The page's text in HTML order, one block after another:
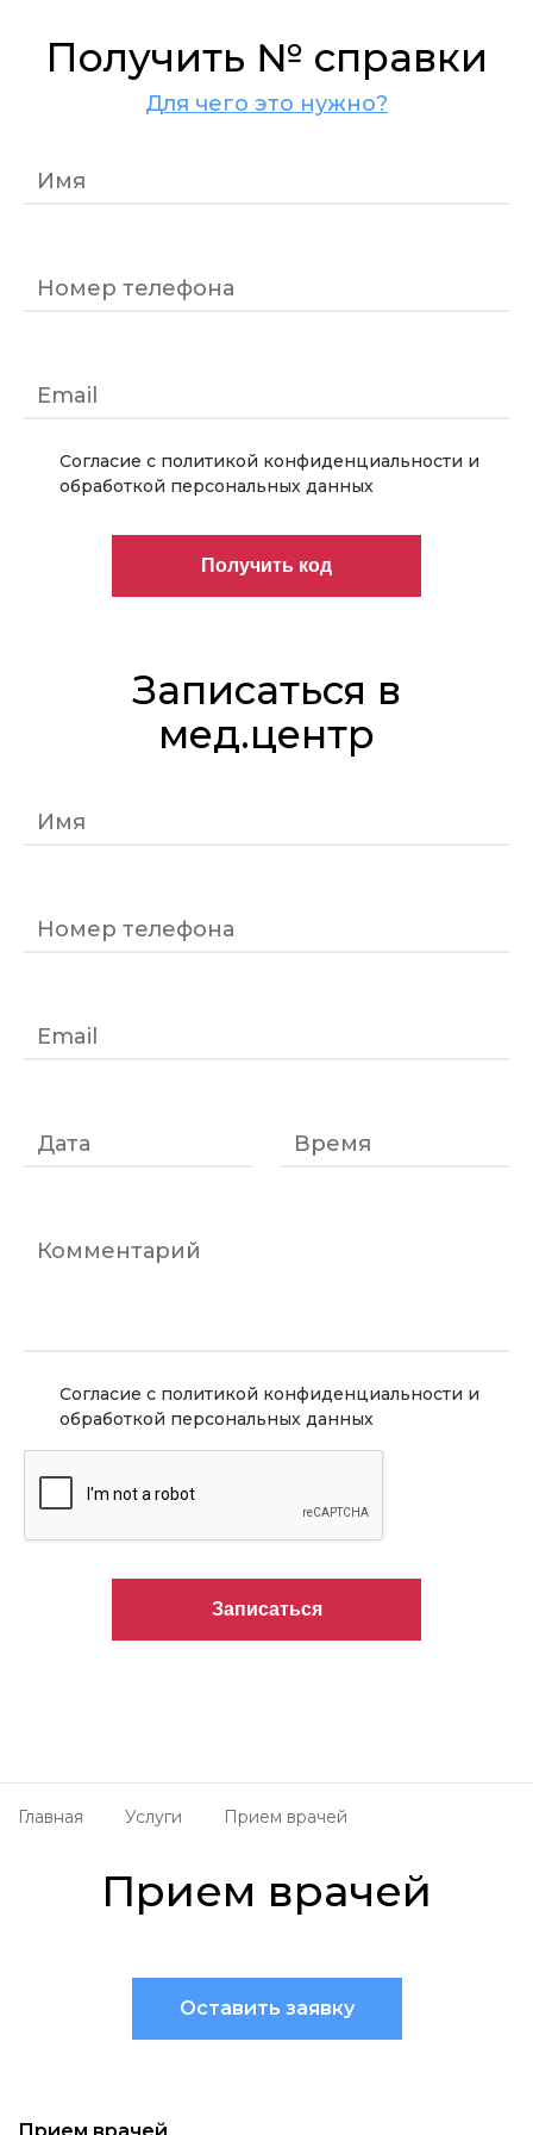
Получить № справки
Для чего это нужно?
Имя
Номер телефона
Email
Согласие с политикой конфиденциальности и
обработкой персональных данных
Записаться в
мед.центр
Имя
Номер телефона
Email
Дата Время
Комментарий
Согласие с политикой конфиденциальности и
обработкой персональных данных
Главная Услуги Прием врачей
Прием врачей
Оставить заявку